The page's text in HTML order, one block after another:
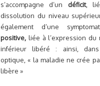
s’accompagne d’un déficit,
dissolution du niveau
également d’une
positive, liée à l’expression du
inférieur libéré : ainsi,
optique, « la maladie ne crée
libère »